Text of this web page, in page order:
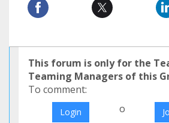
This forum is only for the
Teaming Managers of this
To comment:
Login o